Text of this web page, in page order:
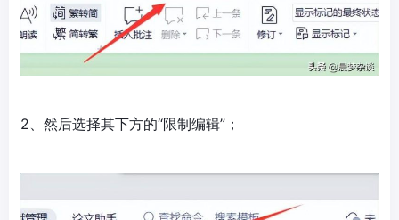
2、然后选择其下方的“限制编辑”；